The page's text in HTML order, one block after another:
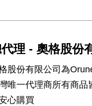
理 - 奧格股份
股份有限公司為
唯一代理商所有商品
心購買